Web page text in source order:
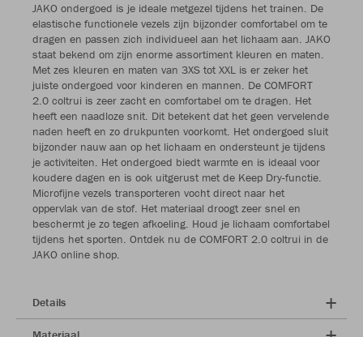
JAKO ondergoed is je ideale metgezel tijdens het trainen. De
elastische functionele vezels zijn bijzonder comfortabel om te
dragen en passen zich individueel aan het lichaam aan. JAKO
staat bekend om zijn enorme assortiment kleuren en maten.
Met zes kleuren en maten van 3XS tot XXL is er zeker het
juiste ondergoed voor kinderen en mannen. De COMFORT
2.0 coltrui is zeer zacht en comfortabel om te dragen. Het
heeft een naadloze snit. Dit betekent dat het geen vervelende
naden heeft en zo drukpunten voorkomt. Het ondergoed sluit
bijzonder nauw aan op het lichaam en ondersteunt je tijdens
je activiteiten. Het ondergoed biedt warmte en is ideaal voor
koudere dagen en is ook uitgerust met de Keep Dry-functie.
Microfijne vezels transporteren vocht direct naar het
oppervlak van de stof. Het materiaal droogt zeer snel en
beschermt je zo tegen afkoeling. Houd je lichaam comfortabel
tijdens het sporten. Ontdek nu de COMFORT 2.0 coltrui in de
JAKO online shop.
Details